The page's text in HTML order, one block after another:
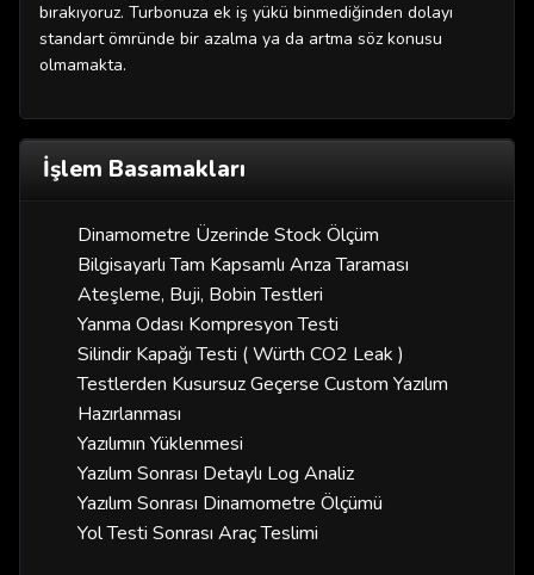
bırakıyoruz. Turbonuza ek iş yükü binmediğinden dolayı
standart ömründe bir azalma ya da artma söz konusu
olmamakta.
İşlem Basamakları
Dinamometre Üzerinde Stock Ölçüm
Bilgisayarlı Tam Kapsamlı Arıza Taraması
Ateşleme, Buji, Bobin Testleri
Yanma Odası Kompresyon Testi
Silindir Kapağı Testi ( Würth CO2 Leak )
Testlerden Kusursuz Geçerse Custom Yazılım
Hazırlanması
Yazılımın Yüklenmesi
Yazılım Sonrası Detaylı Log Analiz
Yazılım Sonrası Dinamometre Ölçümü
Yol Testi Sonrası Araç Teslimi